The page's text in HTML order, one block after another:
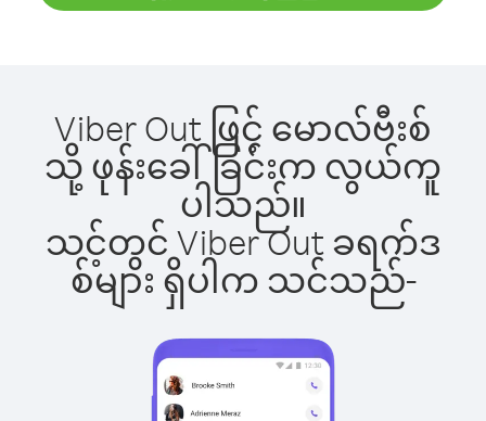
Viber Out ဖြင့် မောလ်ဗီးစ်
သို့ ဖုန်းခေါ်ခြင်းက လွယ်ကူ
ပါသည်။
သင့်တွင် Viber Out ခရက်ဒ
စ်များ ရှိပါက သင်သည်-